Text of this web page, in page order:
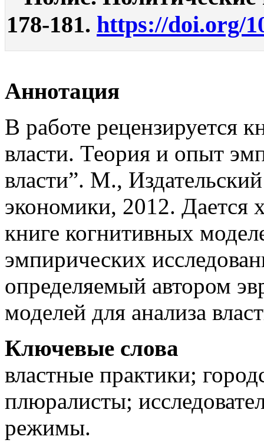
178-181. https://doi.org/
Аннотация
В работе рецензируется
власти. Теория и опыт
власти”. М.,
экономики, 2012. Дается
книге когнитивных
эмпирических
определяемый автором
моделей для анализа
Ключевые слова
властные практики;
плюралисты;
режимы.